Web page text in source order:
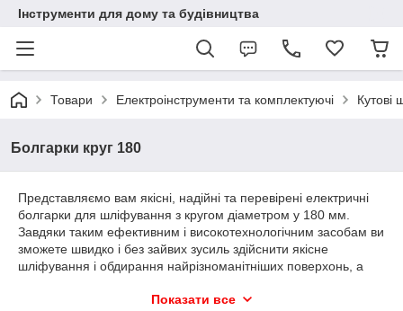
Інструменти для дому та будівництва
Товари Електроінструменти та комплектуючі Кутові
Болгарки круг 180
Представляємо вам якісні, надійні та перевірені електричні
болгарки для шліфування з кругом діаметром у 180 мм.
Завдяки таким ефективним і високотехнологічним засобам ви
зможете швидко і без зайвих зусиль здійснити якісне
шліфування і обдирання найрізноманітніших поверхонь, а
Наше обладнання вже завоювало довіру професіоналів і
Показати все